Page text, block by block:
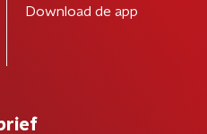
Download de app